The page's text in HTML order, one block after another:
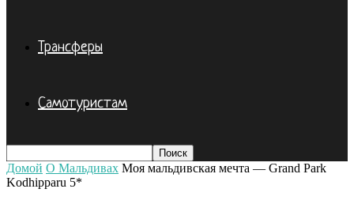
Трансферы
Самотуристам
Домой О Мальдивах Моя мальдивская мечта — Grand Park
Kodhipparu 5*